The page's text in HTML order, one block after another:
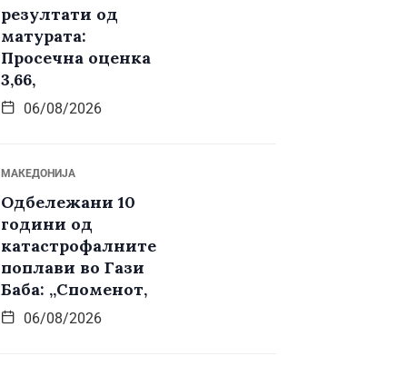
резултати од
матурата:
Просечна оценка
3,66,
06/08/2026
МАКЕДОНИЈА
Одбележани 10
години од
катастрофалните
поплави во Гази
Баба: „Споменот,
06/08/2026